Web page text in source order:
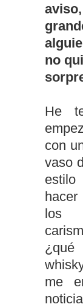
no
He
con
vaso
los
¿qué
me